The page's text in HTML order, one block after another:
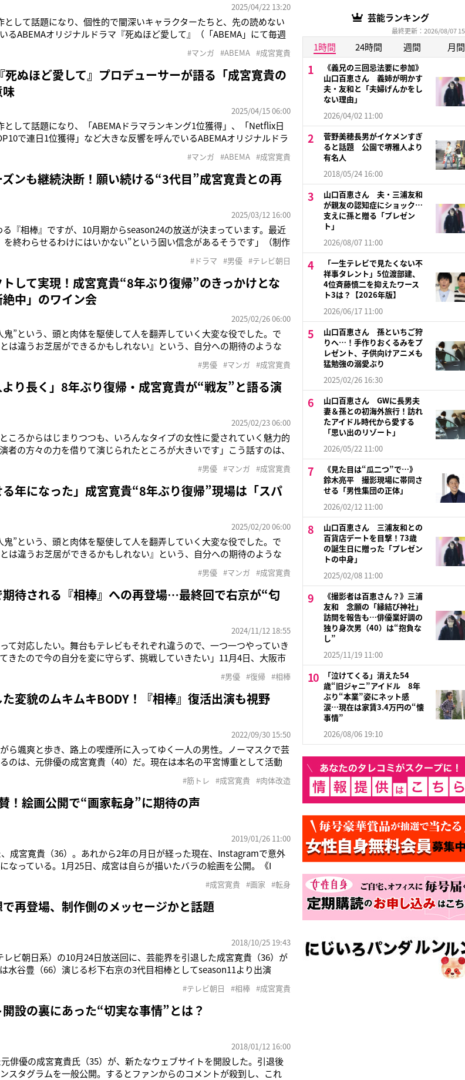
2025/04/22 13:20
して話題になり、個性的で闇深いキャラクターたちと、先の読めない
るABEMAオリジナルドラマ『死ぬほど愛して』（「ABEMA」にて毎週
知られる天樹征丸氏の同名漫画が原作の純愛サスペンス。幸せな結婚生
#マンガ #ABEMA #成宮寛貴
ぬほど愛して』プロデューサーが語る「成宮寛貴の
2025/04/15 06:00
して話題になり、「ABEMAドラマランキング1位獲得」、「Netflix日
で連日1位獲得」など大きな反響を呼んでいるABEMAオリジナルドラ
のヒット作『金田一少年の事件簿』などで知られる天樹征丸氏の同名漫
#マンガ #ABEMA #成宮寛貴
ンも継続決断！願い続ける“3代目”成宮寛貴との再
2025/03/12 16:00
る『相棒』ですが、10月期からseason24の放送が決まっています。最近
を終わらせるわけにはいかない”という固い信念があるそうです」（制作
％（関東地区）を記録。初回放送の2000年から四半世紀が過ぎた
#ドラマ #男優 #テレビ朝日
して実現！成宮寛貴“8年ぶり復帰”のきっかけとな
中」のワイン会
2025/02/26 06:00
鬼”という、頭と肉体を駆使して人を翻弄していく大変な役でした。で
は違うお芝居ができるかもしれない』という、自分への期待のような
復帰を遂げる成宮寛貴（42）。同作は、強靭な殺意が渦巻くピカレスク
#男優 #マンガ #成宮寛貴
より長く」8年ぶり復帰・成宮寛貴が“戦友”と語る演
2025/02/23 06:00
ころからはじまりつつも、いろんなタイプの女性に愛されていく魅力的
者の方々の力を借りて演じられたところが大きいです」こう話すのは、
年に『女性自身』で連載していた同名漫画の実写ドラマで、主人公を演
#男優 #マンガ #成宮寛貴
る年になった」成宮寛貴“8年ぶり復帰”現場は「スパ
2025/02/20 06:00
鬼”という、頭と肉体を駆使して人を翻弄していく大変な役でした。で
は違うお芝居ができるかもしれない』という、自分への期待のような
復帰を遂げる成宮寛貴（42）。21年～22年に『女性自身』で連載してい
#男優 #マンガ #成宮寛貴
待される『相棒』への再登場…最終回で右京が“匂
2024/11/12 18:55
て対応したい。舞台もテレビもそれぞれ違うので、一つ一つやっていき
きたので今の自分を変に守らず、挑戦していきたい」11月4日、大阪市
ンデイ』（TBS系）や、『ハチミツとクローバー』（フジテレビ系）など
#男優 #復帰 #相棒
変貌のムキムキBODY！『相棒』復活出演も視野
2022/09/30 15:50
ら颯爽と歩き、路上の喫煙所に入ってゆく一人の男性。ノーマスクで芸
のは、元俳優の成宮寛貴（40）だ。現在は本名の平宮博重として活動
ドイツやスウェーデンなど海外で暮らし、オランダではデザイナーの
ロナ
#筋トレ #成宮寛貴 #肉体改造
！絵画公開で“画家転身”に期待の声
2019/01/26 11:00
成宮寛貴（36）。あれから2年の月日が経った現在、Instagramで意外
なっている。1月25日、成宮は自らが描いたバラの絵画を公開。《I
#成宮寛貴 #画家 #転身
再登場、制作側のメッセージかと話題
2018/10/25 19:43
レビ朝日系）の10月24日放送回に、芸能界を引退した成宮寛貴（36）が
水谷豊（66）演じる杉下右京の3代目相棒としてseason11より出演
に。同回をもって成宮は「相棒」を卒業となった。その後16年12月
#テレビ朝日 #相棒 #成宮寛貴
設の裏にあった“切実な事情”とは？
2018/01/12 16:00
俳優の成宮寛貴氏（35）が、新たなウェブサイトを開設した。引退後
スタグラムを一般公開。するとファンからのコメントが殺到し、これ
芸能ランキング
最終更新：2026/08/07
1時間 24時間 週間 月間
《義兄の三回忌法要に参加》
山口百恵さん 義姉が明かす
夫・友和と「夫婦げんかをし
ない理由」
2026/04/02 11:00
菅野美穂長男がイケメンすぎ
ると話題 公園で堺雅人より
有名人
2018/05/24 16:00
山口百恵さん 夫・三浦友和
が親友の認知症にショック…
支えに孫と贈る「プレゼン
ト」
2026/08/07 11:00
「一生テレビで見たくない不
祥事タレント」5位渡部建、
4位斉藤慎二を抑えたワース
ト3は？【2026年版】
2026/06/17 11:00
山口百恵さん 孫といちご狩
りへ…！手作りおくるみをプ
レゼント、子供向けアニメも
猛勉強の溺愛ぶり
2025/02/26 16:30
山口百恵さん GWに長男夫
妻＆孫との初海外旅行！訪れ
たアイドル時代から愛する
「思い出のリゾート」
2026/05/22 11:00
《見た目は“瓜二つ”で…》
鈴木亮平 撮影現場に帯同さ
せる「男性集団の正体」
2026/02/12 11:00
山口百恵さん 三浦友和との
百貨店デートを目撃！73歳
の誕生日に贈った「プレゼン
トの中身」
2025/02/08 11:00
《撮影者は百恵さん？》三浦
友和 念願の「縁結び神社」
訪問を報告も…俳優業好調の
独り身次男（40）は“抱負な
し”
2025/11/19 11:00
「泣けてくる」消えた54
歳“旧ジャニ”アイドル 8年
ぶり“本業”姿にネット感
涙…現在は家賃3.4万円の“懐
事情”
2026/08/06 19:10